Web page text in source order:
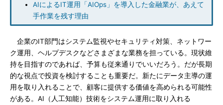
AIによるIT運用「AIOps」を導入した金融業が、あえて
手作業を残す理由
企業のIT部門はシステム監視やセキュリティ対策、ネットワー
ク運用、ヘルプデスクなどさまざまな業務を担っている。現状維
持を目指すのであれば、予算も従来通りでいいだろう。だが長期
的な視点で投資を検討することも重要だ。新たにデータ主導の運
用を取り入れることで、顧客に提供する価値を高められる可能性
がある。AI（人工知能）技術をシステム運用に取り入れる